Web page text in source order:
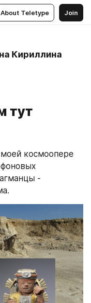
About Teletype Join
Кириллина
тут
космоопере
-